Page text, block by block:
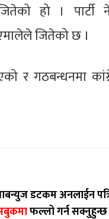
हो । पार्टी
जितेको छ ।
र गठबन्धनमा
डटकम अनलाईन
फल्लो गर्न सक्नुहुन्छ